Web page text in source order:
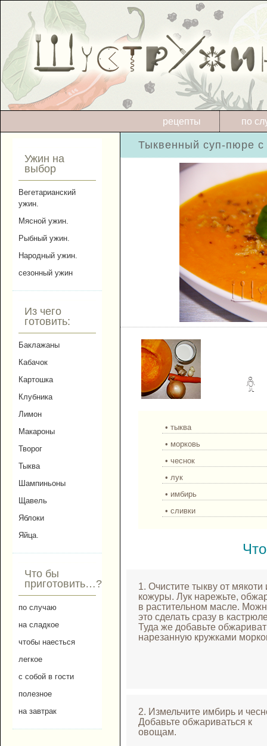
по
рецепты
Ужин на
выбор
Вегетарианский
ужин.
Мясной ужин.
Рыбный ужин.
Народный ужин.
сезонный ужин
Из чего
готовить:
Баклажаны
Кабачок
Картошка
Клубника
Лимон
Макароны
Творог
Тыква
Шампиньоны
Щавель
Яблоки
Яйца.
Что бы
приготовить…?
по случаю
на сладкое
чтобы наесться
легкое
с собой в гости
полезное
на завтрак
Тыквенный суп-пюре
• тыква
• морковь
• чеснок
• лук
• имбирь
• сливки
1. Очистите тыкву от мякоти
кожуры. Лук нарежьте,
в растительном масле.
это сделать сразу в
Туда же добавьте
нарезанную кружками
2. Измельчите имбирь и
Добавьте обжариваться к
овощам.